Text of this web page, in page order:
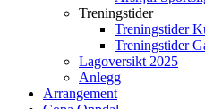
Treningstider
Treningstider
Treningstider
Lagoversikt 2025
Anlegg
Arrangement